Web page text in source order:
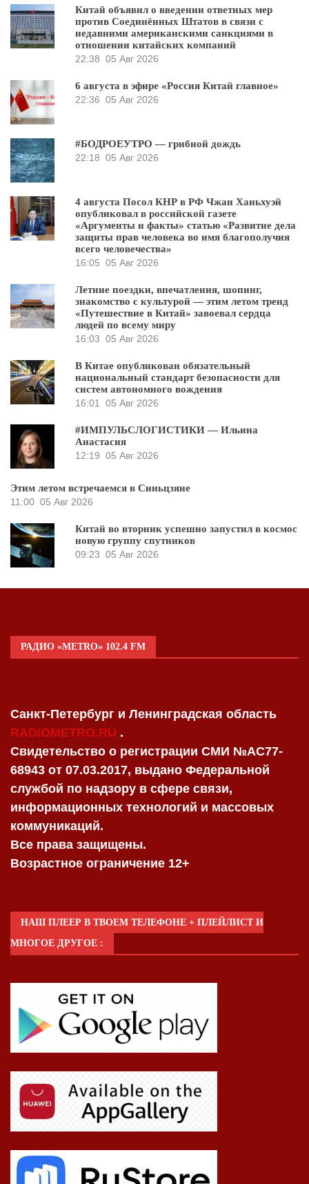
Китай объявил о введении ответных мер
против Соединённых Штатов в связи с
недавними американскими санкциями в
отношении китайских компаний
22:38 05 Авг 2026
6 августа в эфире «Россия Китай главное»
22:36 05 Авг 2026
#БОДРОЕУТРО — грибной дождь
22:18 05 Авг 2026
4 августа Посол КНР в РФ Чжан Ханьхуэй
опубликовал в российской газете
«Аргументы и факты» статью «Развитие дела
защиты прав человека во имя благополучия
всего человечества»
16:05 05 Авг 2026
Летние поездки, впечатления, шопинг,
знакомство с культурой — этим летом тренд
«Путешествие в Китай» завоевал сердца
людей по всему миру
16:03 05 Авг 2026
В Китае опубликован обязательный
национальный стандарт безопасности для
систем автономного вождения
16:01
05 Авг 2026
#ИМПУЛЬСЛОГИСТИКИ — Ильина
Анастасия
12:19 05 Авг 2026
Этим летом встречаемся в Синьцзяне
11:00 05 Авг 2026
Китай во вторник успешно запустил в космос
новую группу спутников
09:23 05 Авг 2026
РАДИО «METRO» 102.4 FM
Санкт-Петербург и Ленинградская область
RADIOMETRO.RU .
Свидетельство о регистрации СМИ №AC77-
68943 от 07.03.2017, выдано Федеральной
службой по надзору в сфере связи,
информационных технологий и массовых
коммуникаций.
Все права защищены.
Возрастное ограничение 12+
НАШ ПЛЕЕР В ТВОЕМ ТЕЛЕФОНЕ + ПЛЕЙЛИСТ И
МНОГОЕ ДРУГОЕ :